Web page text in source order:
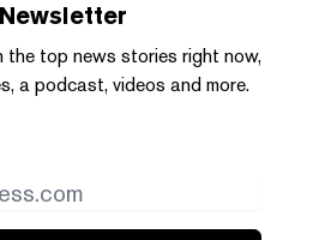
Newsletter
the top news stories right now,
a podcast, videos and more.